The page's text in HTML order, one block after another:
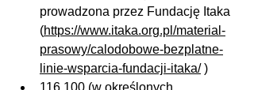
prowadzona przez Fundację Itaka
(https://www.itaka.org.pl/material-
prasowy/calodobowe-bezplatne-
linie-wsparcia-fundacji-itaka/ )
116 100 (w określonych